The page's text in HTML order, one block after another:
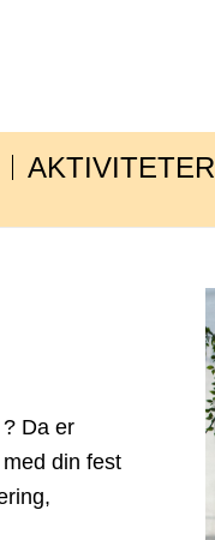
AKTIVITETER
Da er
din fest